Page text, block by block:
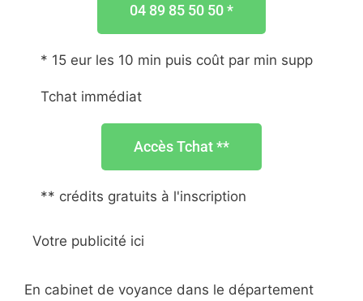
04 89 85 50 50 *
* 15 eur les 10 min puis coût par min supp
Tchat immédiat
Accès Tchat **
** crédits gratuits à l'inscription
Votre publicité ici
En cabinet de voyance dans le département